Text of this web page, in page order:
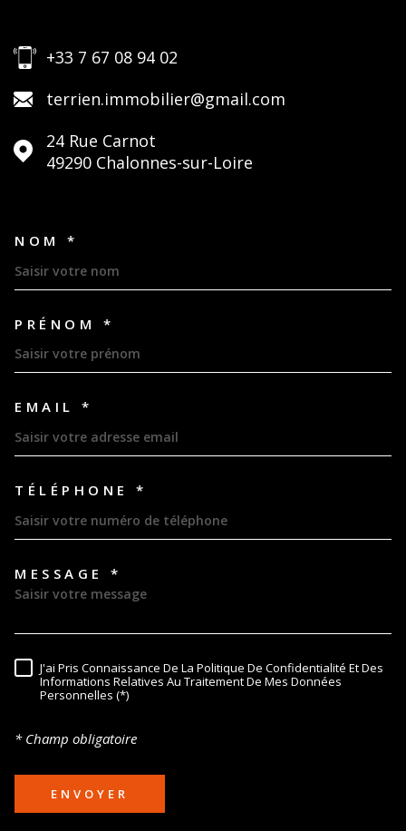
+33 7 67 08 94 02
terrien.immobilier@gmail.com
24 Rue Carnot
49290
Chalonnes-sur-Loire
NOM *
PRÉNOM *
EMAIL *
TÉLÉPHONE *
MESSAGE *
RÈGLEMENTATION
J'ai Pris Connaissance De La Politique De Confidentialité Et Des
Informations Relatives Au Traitement De Mes Données
Personnelles (*)
* Champ obligatoire
ENVOYER